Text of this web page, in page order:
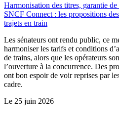
Harmonisation des titres, garantie
SNCF Connect : les propositions
trajets en train
Les sénateurs ont rendu public, ce
harmoniser les tarifs et conditions
de trains, alors que les opérateurs
l’ouverture à la concurrence. Des
ont bon espoir de voir reprises par
cadre.
Le 25 juin 2026